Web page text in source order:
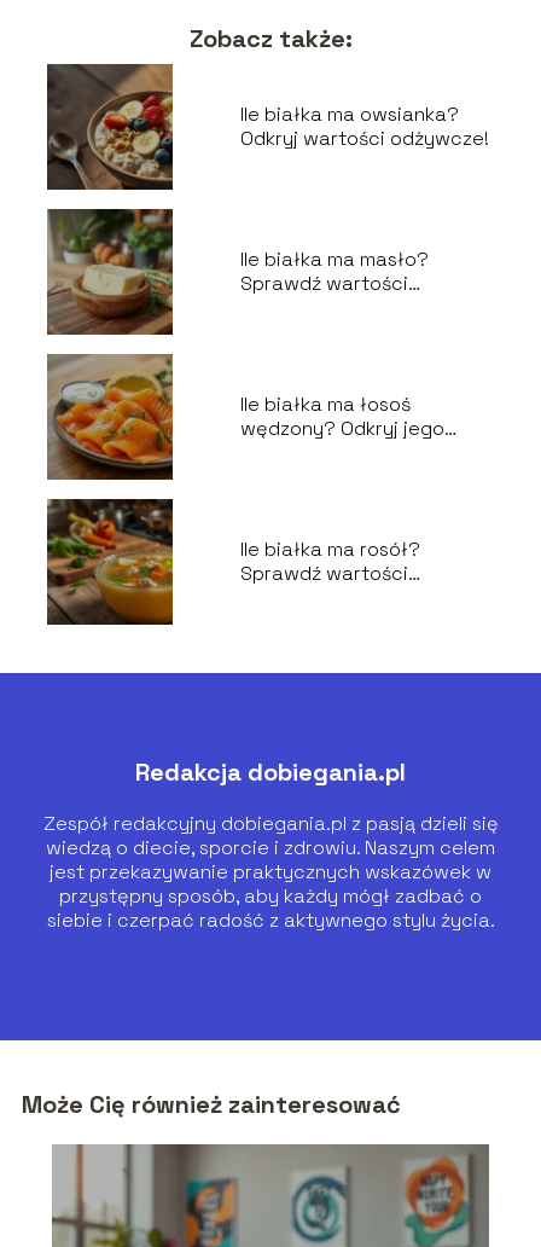
Zobacz także:
Ile białka ma owsianka?
Odkryj wartości odżywcze!
Ile białka ma masło?
Sprawdź wartości
Ile białka ma łosoś
wędzony? Odkryj jego
Ile białka ma rosół?
Sprawdź wartości
Redakcja dobiegania.pl
Zespół redakcyjny dobiegania.pl z pasją dzieli się
wiedzą o diecie, sporcie i zdrowiu. Naszym celem
jest przekazywanie praktycznych wskazówek w
przystępny sposób, aby każdy mógł zadbać o
siebie i czerpać radość z aktywnego stylu życia.
Może Cię również zainteresować